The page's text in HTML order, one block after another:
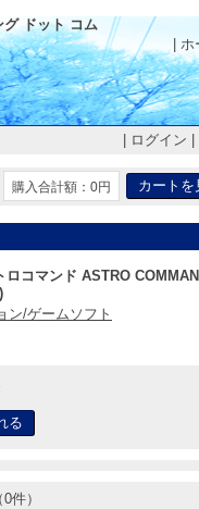
グ ドット コム
|
ログイン
購入合計額：0円
ロコマンド ASTRO
ン/ゲームソフト
件）